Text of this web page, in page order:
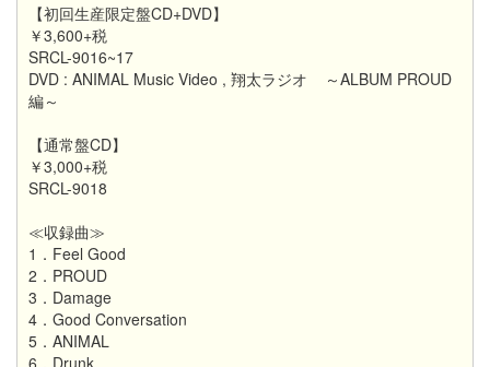
【初回生産限定盤CD+DVD】
￥3,600+税
SRCL-9016~17
DVD : ANIMAL Music Video , 翔太ラジオ ～ALBUM PROUD
編～
【通常盤CD】
￥3,000+税
SRCL-9018
≪収録曲≫
1．Feel Good
2．PROUD
3．Damage
4．Good Conversation
5．ANIMAL
6．Drunk